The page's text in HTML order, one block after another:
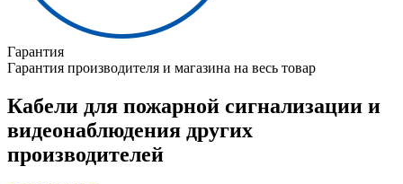
Гарантия
Гарантия производителя и магазина на весь товар
Кабели для пожарной сигнализации и
видеонаблюдения других
производителей